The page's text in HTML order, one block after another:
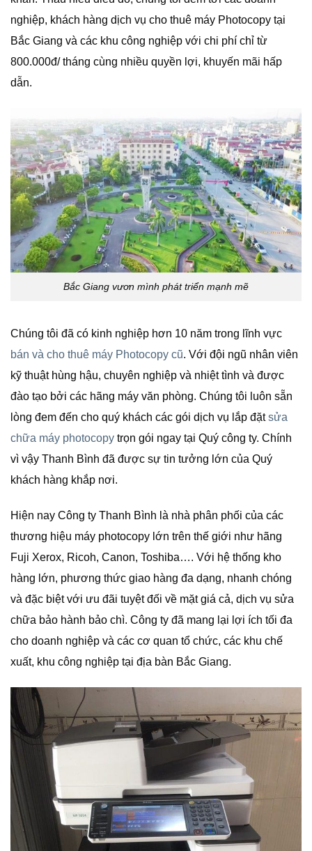
nghiệp, khách hàng dịch vụ cho thuê máy Photocopy tại
Bắc Giang và các khu công nghiệp với chi phí chỉ từ
800.000đ/ tháng cùng nhiều quyền lợi, khuyến mãi hấp
dẫn.
Bắc Giang vươn mình phát triển mạnh mẽ
Chúng tôi đã có kinh nghiệp hơn 10 năm trong lĩnh vực
bán và cho thuê máy Photocopy cũ. Với đội ngũ nhân viên
kỹ thuật hùng hậu, chuyên nghiệp và nhiệt tình và được
đào tạo bởi các hãng máy văn phòng. Chúng tôi luôn sẵn
lòng đem đến cho quý khách các gói dịch vụ lắp đặtsửa
chữa máy photocopy trọn gói ngay tại Quý công ty. Chính
vì vậy Thanh Bình đã được sự tin tưởng lớn của Quý
khách hàng khắp nơi.
Hiện nay Công ty Thanh Bình là nhà phân phối của các
thương hiệu máy photocopy lớn trên thế giới như hãng
Fuji Xerox, Ricoh, Canon, Toshiba…. Với hệ thống kho
hàng lớn, phương thức giao hàng đa dạng, nhanh chóng
và đặc biệt với ưu đãi tuyệt đối về mặt giá cả, dịch vụ sửa
chữa bảo hành bảo chì. Công ty đã mang lại lợi ích tối đa
cho doanh nghiệp và các cơ quan tổ chức, các khu chế
xuất, khu công nghiệp tại địa bàn Bắc Giang.